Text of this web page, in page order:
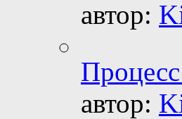
автор:
автор: